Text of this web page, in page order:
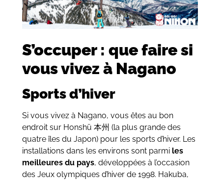
S’occuper : que faire si
vous vivez à Nagano
Sports d’hiver
Si vous vivez à Nagano, vous êtes au bon
endroit sur Honshū 本州 (la plus grande des
quatre îles du Japon) pour les sports d’hiver. Les
installations dans les environs sont parmi les
meilleures du pays, développées à l’occasion
des Jeux olympiques d’hiver de 1998. Hakuba,